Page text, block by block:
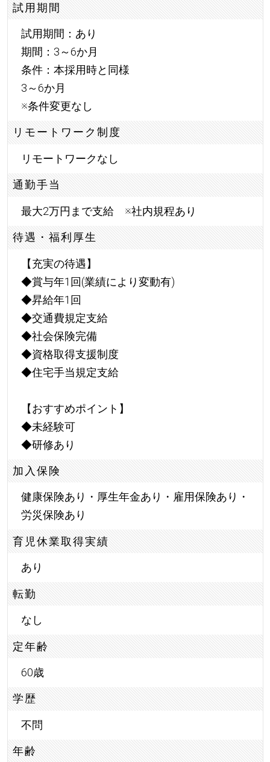
試用期間
試用期間：あり
期間：3～6か月
条件：本採用時と同様
3～6か月
※条件変更なし
リモートワーク制度
リモートワークなし
通勤手当
最大2万円まで支給 ※社内規程あり
待遇・福利厚生
【充実の待遇】
◆賞与年1回(業績により変動有)
◆昇給年1回
◆交通費規定支給
◆社会保険完備
◆資格取得支援制度
◆住宅手当規定支給
【おすすめポイント】
◆未経験可
◆研修あり
加入保険
健康保険あり・厚生年金あり・雇用保険あり・
労災保険あり
育児休業取得実績
あり
転勤
なし
定年齢
60歳
学歴
不問
年齢